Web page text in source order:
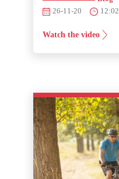
26-11-20
12:02
Watch the video